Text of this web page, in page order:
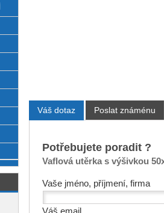
Váš dotaz Poslat známénu
Potřebujete poradit ?
Vaflová utěrka s výšivkou
Vaše jméno, příjmení, firma
Váš email